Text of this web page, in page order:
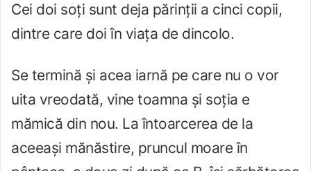
Cei doi soți sunt deja părinții a cinci copii,
dintre care doi în viața de dincolo.
Se termină și acea iarnă pe care nu o vor
uita vreodată, vine toamna și soția e
mămică din nou. La întoarcerea de la
aceeași mănăstire, pruncul moare în